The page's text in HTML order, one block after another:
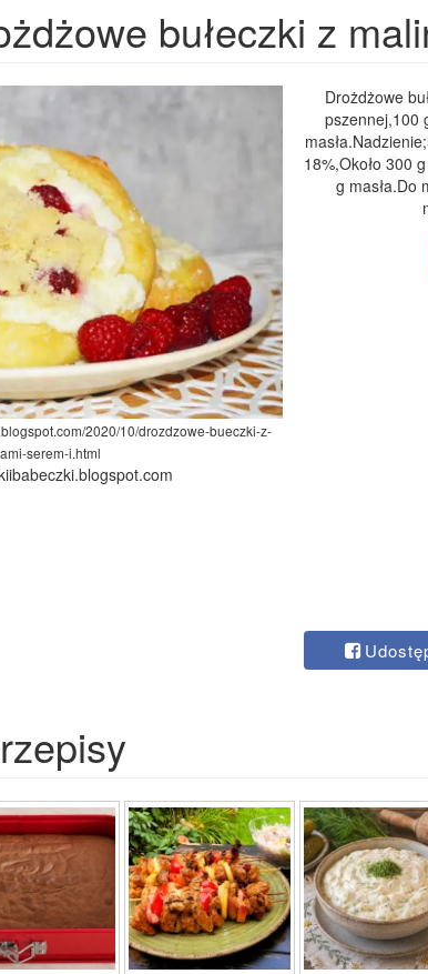
bułeczki z
2020/10/drozdzowe-bueczki-z-
serem-i.html
Drożdżowe
pszennej,100
18%,Około 300
g masła.Do